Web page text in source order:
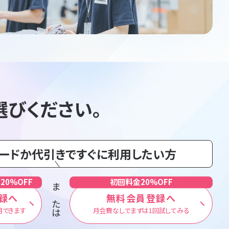
ください。
ドか代引きですぐに利用したい方
へ
きます または
初回料金20%OFF
無料会員登録へ
月会費なしでまずは1回試してみる